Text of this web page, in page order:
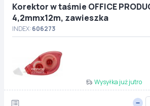
Korektor w taśmie OFFICE
4,2mmx12m, zawieszka
INDEX:606273
Wysyłka już jutro